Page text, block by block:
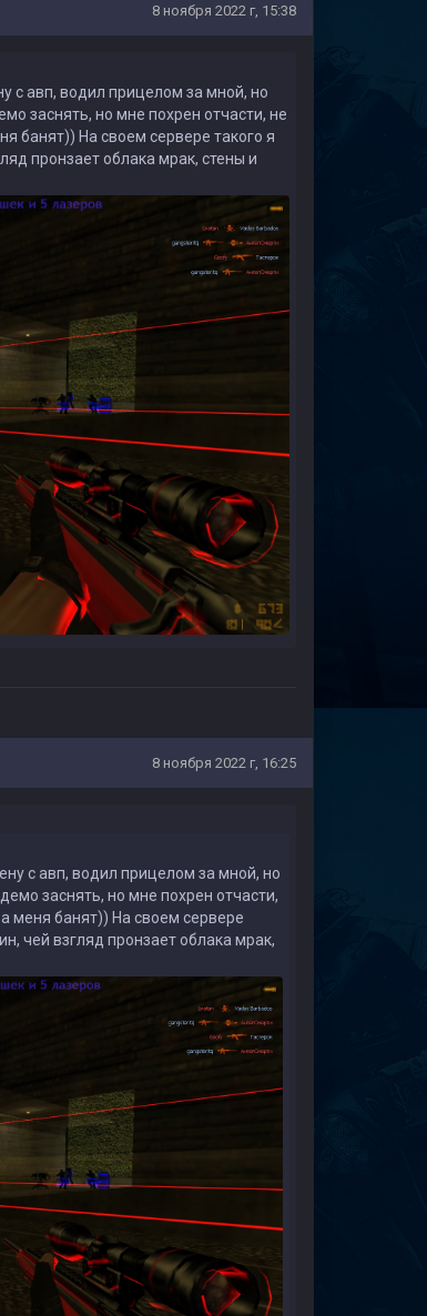
8 ноября 2022 г, 15:38
с авп, водил прицелом за мной, но
заснять, но мне похрен отчасти, не
банят)) На своем сервере такого я
пронзает облака мрак, стены и
8 ноября 2022 г, 16:25
с авп, водил прицелом за мной, но
заснять, но мне похрен отчасти,
меня банят)) На своем сервере
чей взгляд пронзает облака мрак,